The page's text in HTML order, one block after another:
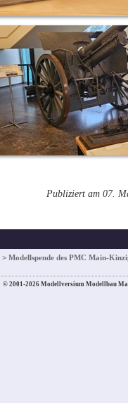
Publiziert am 07.
> Modellspende des PMC Main-
© 2001-2026 Modellversium Modellbau